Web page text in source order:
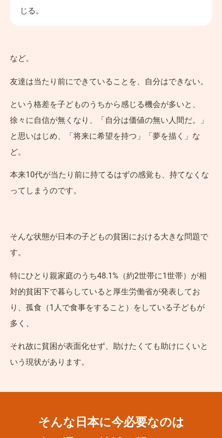
じる。
など。
友達は当たり前にできていることを、自分はできない。
という格差を子どものうちから感じる機会が多いと、
徐々に自信が無くなり、「自分は価値の無い人間だ。」
と思いはじめ、「将来に希望を持つ」「夢を描く」な
ど。
本来10代が当たり前に持てるはずの感覚も、持てなくな
ってしまうのです。
そんな状態が日本の子どもの貧困における大きな問題で
す。
特にひとり親家庭のうち48.1%（約2世帯に1世帯）が相
対的貧困下で暮らしていると厚生労働省が発表してお
り、孤食（1人で食事をすること）をしている子どもが
多く、
それ故に貧困が表面化せず、助けたくても助けにくいと
いう現状があります。
そんな日本に今必要なのは